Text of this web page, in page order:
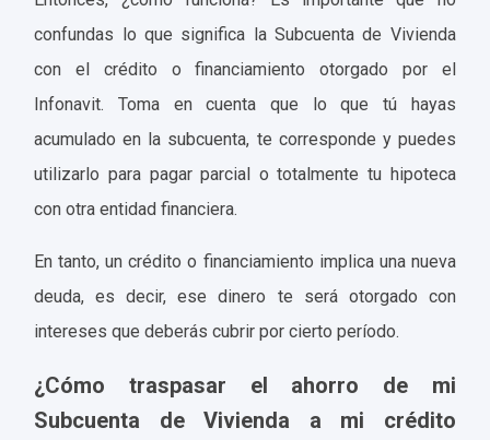
confundas lo que significa la Subcuenta de Vivienda
con el crédito o financiamiento otorgado por el
Infonavit. Toma en cuenta que lo que tú hayas
acumulado en la subcuenta, te corresponde y puedes
utilizarlo para pagar parcial o totalmente tu hipoteca
con otra entidad financiera.
En tanto, un crédito o financiamiento implica una nueva
deuda, es decir, ese dinero te será otorgado con
intereses que deberás cubrir por cierto período.
¿Cómo traspasar el ahorro de mi
Subcuenta de Vivienda a mi crédito